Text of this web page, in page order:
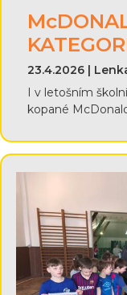
23.4.2026 |
I v letošním
kopané